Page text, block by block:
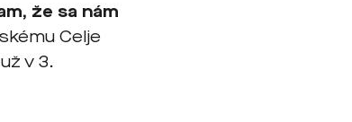
že sa nám
Celje
v 3.